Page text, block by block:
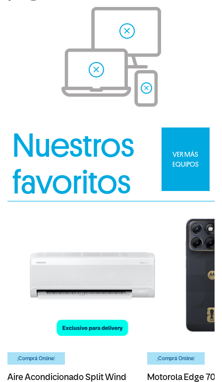
Nuestros
favoritos
VER MÁS
EQUIPOS
¡Comprá Online!
Aire Acondicionado Split Wind
¡Comprá Online!
Motorola Edge 70